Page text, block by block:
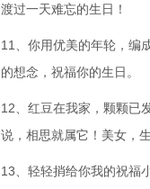
渡过一天难忘的生日！
11、你用优美的年轮，编
的想念，祝福你的生日。
12、红豆在我家，颗颗已
说，相思就属它！美女，
13、轻轻捎给你我的祝福